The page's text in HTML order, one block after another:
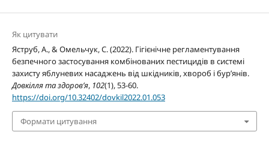
Як цитувати
Яструб, А., & Омельчук, С. (2022). Гігієнічне регламентування
безпечного застосування комбінованих пестицидів в системі
захисту яблуневих насаджень від шкідників, хвороб і бур’янів.
Довкілля та здоров’я, 102(1), 53-60.
https://doi.org/10.32402/dovkil2022.01.053
Формати цитування